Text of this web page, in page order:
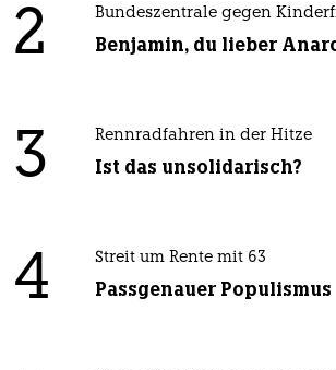
2 Bundeszentrale gegen
Benjamin, du lieber
3 Rennradfahren in der Hitze
Ist das unsolidarisch?
4 Streit um Rente mit 63
Passgenauer Populismus